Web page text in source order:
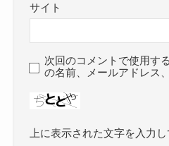
サイト
次回のコメントで使用す
の名前、メールアドレス
上に表示された文字を入力し